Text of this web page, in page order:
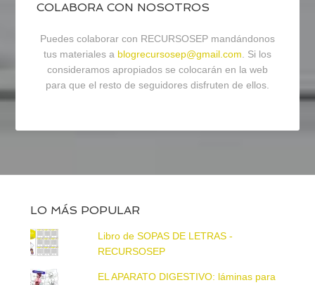
COLABORA CON NOSOTROS
Puedes colaborar con RECURSOSEP mandándonos
tus materiales a blogrecursosep@gmail.com. Si los
consideramos apropiados se colocarán en la web
para que el resto de seguidores disfruten de ellos.
LO MÁS POPULAR
Libro de SOPAS DE LETRAS -
RECURSOSEP
EL APARATO DIGESTIVO: láminas para